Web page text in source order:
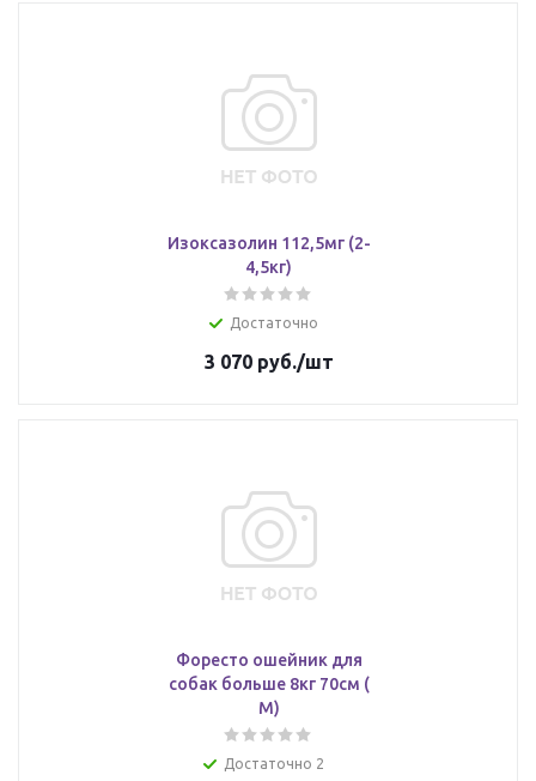
Изоксазолин 112,5мг (2-
4,5кг)
Достаточно
3 070руб./шт
Форесто ошейник для
собак больше 8кг 70см (
М)
Достаточно 2